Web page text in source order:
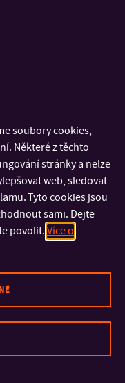
lze uvést
Commission´s in-
Infrastructure
Network
rozvoja SR,
Kosice, Slovensko
soubory cookies,
Některé z těchto
stránky a nelze
web, sledovat
Tyto cookies jsou
sami. Dejte
povolit. Více o